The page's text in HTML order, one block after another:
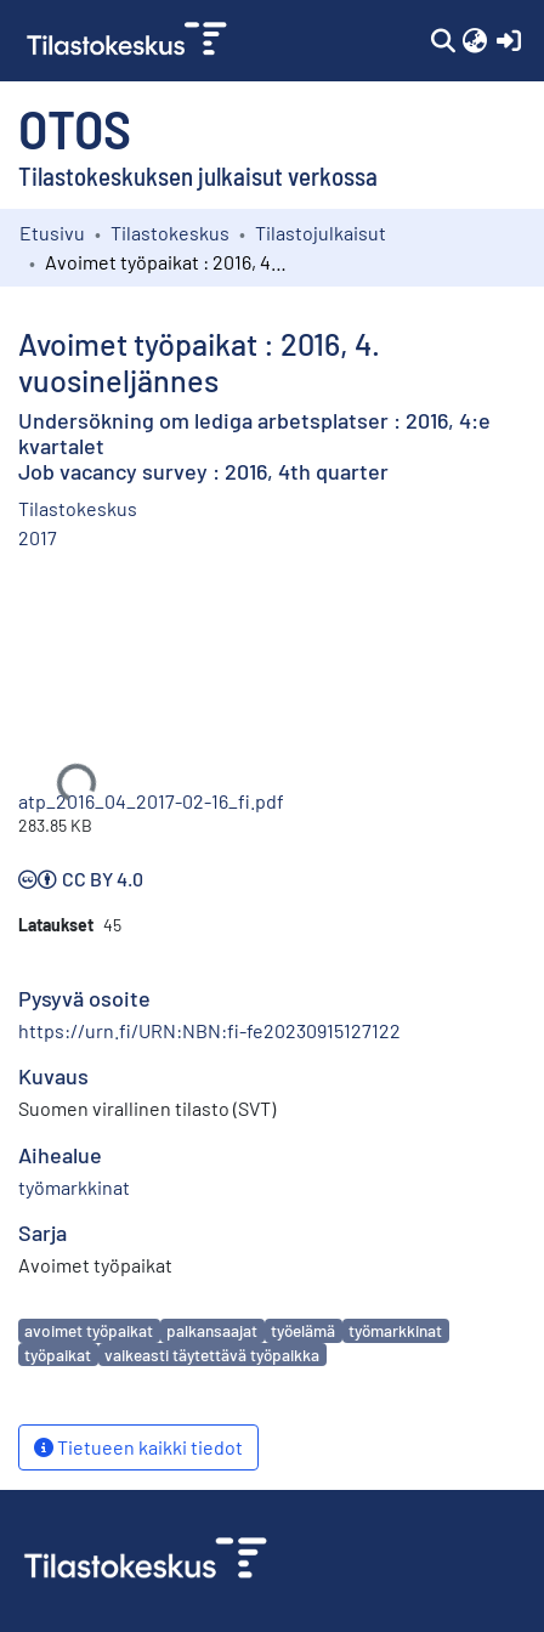
OTOS
Tilastokeskuksen julkaisut verkossa
Kokoelmat
Etusivu Tilastokeskus
Tilastojulkaisut
Avoimet työpaikat : 2016, 4.
vuosineljännes
Undersökning om lediga arbetsplatser : 2016, 4:e
kvartalet
Job vacancy survey : 2016, 4th quarter
Tilastokeskus
2017
Ladataan...
atp_2016_04_2017-02-16_fi.pdf
283.85 KB
CC BY 4.0
Lataukset 45
Pysyvä osoite
https://urn.fi/URN:NBN:fi-fe20230915127122
Kuvaus
Suomen virallinen tilasto (SVT)
Aihealue
työmarkkinat
Sarja
Avoimet työpaikat
Avainsanat
avoimet työpaikat palkansaajat työelämä
työmarkkinat
työpaikat
vaikeasti täytettävä työpaikka
Tietueen kaikki tiedot